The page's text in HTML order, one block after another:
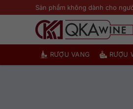
qua
Sản phẩm không dành cho
RƯỢU VANG RƯỢU